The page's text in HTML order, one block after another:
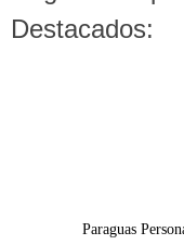
Destacados:
Paraguas